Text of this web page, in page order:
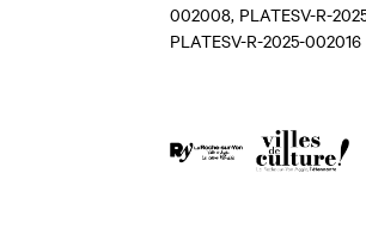
002008, PLATESV-R-
PLATESV-R-2025-002016